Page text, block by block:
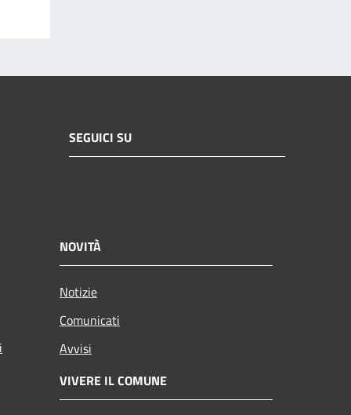
SEGUICI SU
NOVITÀ
Notizie
Comunicati
Avvisi
VIVERE IL COMUNE